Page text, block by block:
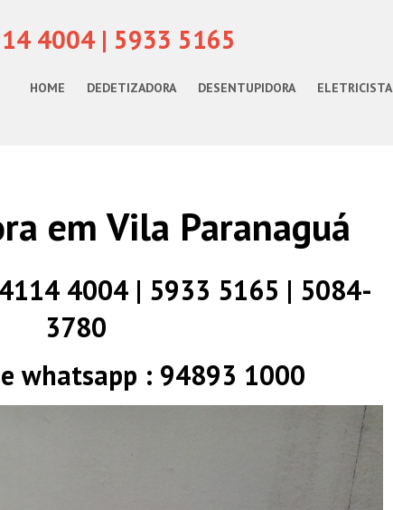
4004 | 5933 5165
HOME DEDETIZADORA DESENTUPIDORA ELETRICISTA
em Vila Paranaguá
4004 | 5933 5165 | 5084-
3780
whatsapp : 94893 1000